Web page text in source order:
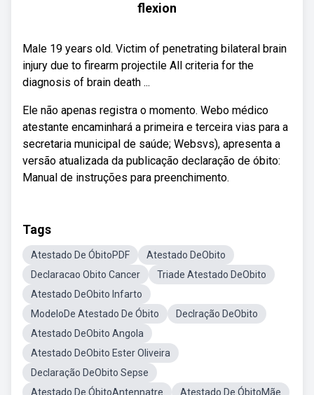
flexion
Male 19 years old. Victim of penetrating bilateral brain
injury due to firearm projectile All criteria for the
diagnosis of brain death ...
Ele não apenas registra o momento. Webo médico
atestante encaminhará a primeira e terceira vias para a
secretaria municipal de saúde; Websvs), apresenta a
versão atualizada da publicação declaração de óbito:
Manual de instruções para preenchimento.
Tags
Atestado De ÓbitoPDF
Atestado DeObito
Declaracao Obito Cancer
Triade Atestado DeObito
Atestado DeObito Infarto
ModeloDe Atestado De Óbito
Declração DeObito
Atestado DeObito Angola
Atestado DeObito Ester Oliveira
Declaração DeObito Sepse
Atestado De ÓbitoAntennatre
Atestado De ÓbitoMãe